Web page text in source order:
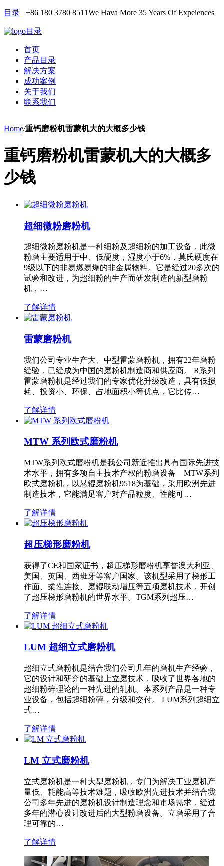
目录 +86 180 3780 8511We Hava More 35 Years Of Expeiences
目录
首页
产品目录
解决方案
成功案例
关于我们
联系我们
Home/重钙磨粉机雷蒙机大的大概多少钱
重钙磨粉机雷蒙机大的大概多
少钱
超细微粉磨粉机
超细微粉磨粉机是一种细粉及超细粉的加工设备，此微
粉磨主要适用于中、低硬度，湿度小于6%，莫氏硬度在
9级以下的非易燃易爆的非金属物料。它是经过20多次的
试验和改进，为超细粉的生产而研发制造的新型磨粉
机，…
了解详情
雷蒙磨粉机
我们公司专业生产大、中型雷蒙磨粉机，拥有22年磨粉
经验，已经成为中国的磨粉机制造商和供应商。 R系列
雷蒙磨粉机是经过我们的专家优化升级改造，具有低损
耗、投资小、环保、占地面积小等优点，它比传…
了解详情
MTW 系列欧式磨粉机
MTW系列欧式磨粉机是我公司新近推出具有国际先进技
术水平，拥有多项自主技术产权的粉磨设备—MTW系列
欧式磨粉机，以悬辊磨粉机9518为基础，采用欧洲先进
制造技术，它能满足客户对产品粒度、性能可…
了解详情
超压梯形磨粉机
获得了CE和国家证书，超压梯形磨粉机享誉澳大利亚、
美国、英国、西班牙等客户国家。该机型采用了梯形工
作面、柔性连接、磨辊联动增压等五项磨机技术，开创
了超压梯形磨粉机的世界水平。TGM系列超压…
了解详情
LUM 超细立式磨粉机
超细立式磨粉机是结合我们公司几年的磨机生产经验，
它的设计和研究的基础上立磨技术，吸收了世界各地的
超细粉碎理论的一种先进的轧机。本系列产品是一种专
业设备，包括超细粉碎，分级和交付。 LUM系列超细立
式…
了解详情
LM 立式磨粉机
立式磨粉机是一种大型磨粉机，专门为解决工业磨机产
量低、耗能高等技术难题，吸收欧洲先进技术并结合我
公司多年先进的磨粉机设计制造理念和市场需求，经过
多年的潜心设计改进后的大型粉磨设备。立磨采用了合
理可靠的…
了解详情